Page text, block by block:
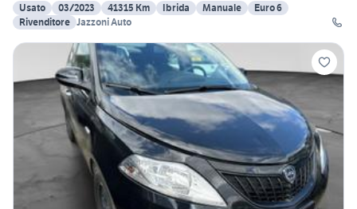
Usato
03/2023 41315 Km Ibrida Manuale
Euro 6
Rivenditore Jazzoni Auto